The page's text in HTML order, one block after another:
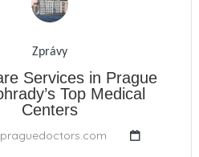
Zprávy
Services in Prague
Top Medical
Centers